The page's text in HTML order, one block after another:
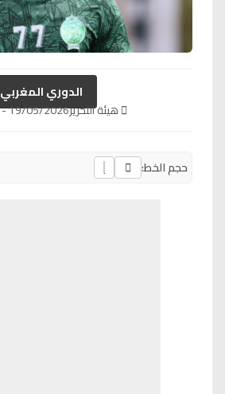
الدوري المغربي
هيئة التحرير19/05/2026 - 10h27
حجم الخط: